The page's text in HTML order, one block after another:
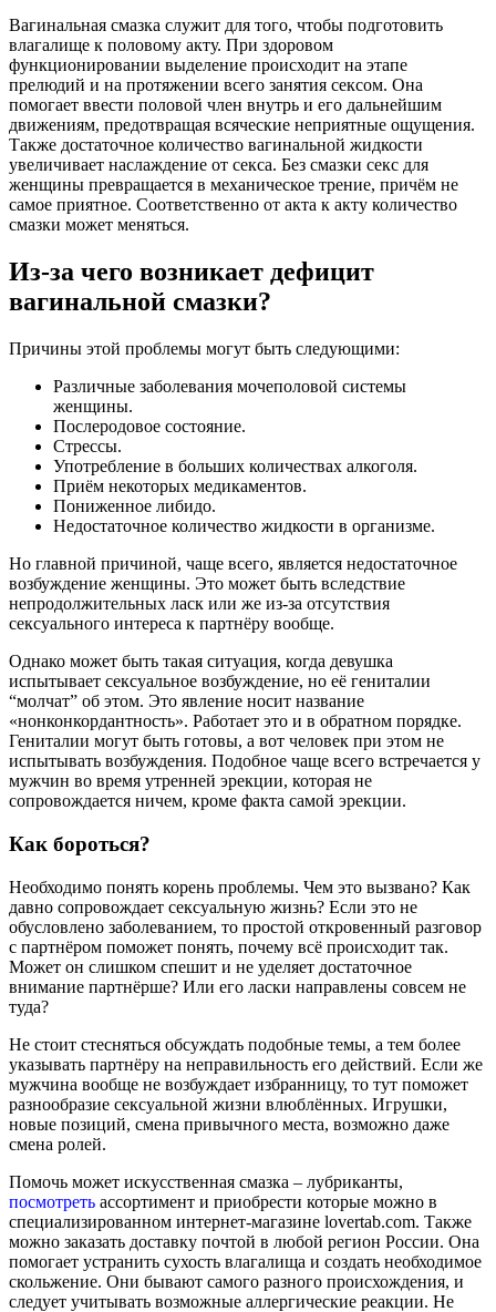
Вагинальная смазка служит для того, чтобы подготовить
влагалище к половому акту. При здоровом
функционировании выделение происходит на этапе
прелюдий и на протяжении всего занятия сексом. Она
помогает ввести половой член внутрь и его дальнейшим
движениям, предотвращая всяческие неприятные ощущения.
Также достаточное количество вагинальной жидкости
увеличивает наслаждение от секса. Без смазки секс для
женщины превращается в механическое трение, причём не
самое приятное. Соответственно от акта к акту количество
смазки может меняться.
Из-за чего возникает дефицит
вагинальной смазки?
Причины этой проблемы могут быть следующими:
Различные заболевания мочеполовой системы
женщины.
Послеродовое состояние.
Стрессы.
Употребление в больших количествах алкоголя.
Приём некоторых медикаментов.
Пониженное либидо.
Недостаточное количество жидкости в организме.
Но главной причиной, чаще всего, является недостаточное
возбуждение женщины. Это может быть вследствие
непродолжительных ласк или же из-за отсутствия
сексуального интереса к партнёру вообще.
Однако может быть такая ситуация, когда девушка
испытывает сексуальное возбуждение, но её гениталии
“молчат” об этом. Это явление носит название
«нонконкордантность». Работает это и в обратном порядке.
Гениталии могут быть готовы, а вот человек при этом не
испытывать возбуждения. Подобное чаще всего встречается у
мужчин во время утренней эрекции, которая не
сопровождается ничем, кроме факта самой эрекции.
Как бороться?
Необходимо понять корень проблемы. Чем это вызвано? Как
давно сопровождает сексуальную жизнь? Если это не
обусловлено заболеванием, то простой откровенный разговор
с партнёром поможет понять, почему всё происходит так.
Может он слишком спешит и не уделяет достаточное
внимание партнёрше? Или его ласки направлены совсем не
туда?
Не стоит стесняться обсуждать подобные темы, а тем более
указывать партнёру на неправильность его действий. Если же
мужчина вообще не возбуждает избранницу, то тут поможет
разнообразие сексуальной жизни влюблённых. Игрушки,
новые позиций, смена привычного места, возможно даже
смена ролей.
Помочь может искусственная смазка – лубриканты,
посмотреть ассортимент и приобрести которые можно в
специализированном интернет-магазине lovertab.com. Также
можно заказать доставку почтой в любой регион России. Она
помогает устранить сухость влагалища и создать необходимое
скольжение. Они бывают самого разного происхождения, и
следует учитывать возможные аллергические реакции. Не